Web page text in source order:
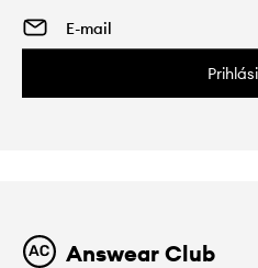
Answear Club